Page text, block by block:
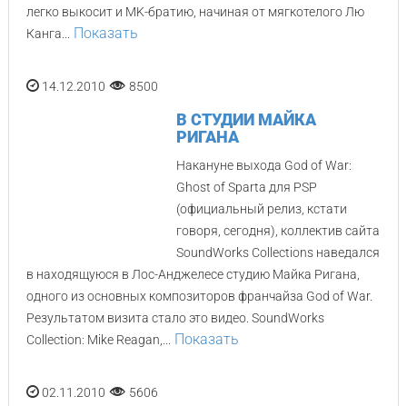
легко выкосит и MK-братию, начиная от мягкотелого Лю
Канга...
Показать
14.12.2010 8500
В СТУДИИ МАЙКА
РИГАНА
Накануне выхода God of War:
Ghost of Sparta для PSP
(официальный релиз, кстати
говоря, сегодня), коллектив сайта
SoundWorks Collections наведался
в находящуюся в Лос-Анджелесе студию Майка Ригана,
одного из основных композиторов франчайза God of War.
Результатом визита стало это видео. SoundWorks
Collection: Mike Reagan,...
Показать
02.11.2010 5606